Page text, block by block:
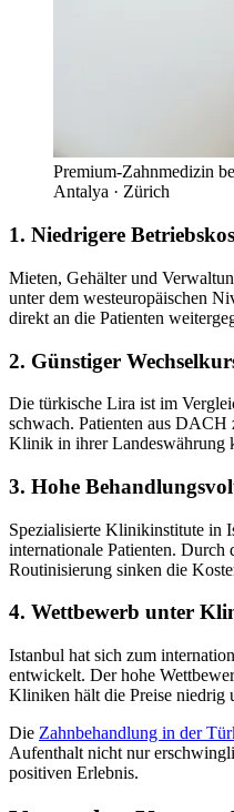
Premium-Zahnmedizin
Antalya · Zürich
1. Niedrigere
Mieten, Gehälter und
unter dem westeuropäischen
direkt an die Patienten
2. Günstiger
Die türkische Lira ist im
schwach. Patienten aus
Klinik in ihrer Landeswährung
3. Hohe
Spezialisierte Klinikinstitute in
internationale Patienten. Durch
Routinisierung sinken die
4. Wettbewerb unter
Istanbul hat sich zum
entwickelt. Der hohe
Kliniken hält die Preise niedrig
Die Zahnbehandlung in der
Aufenthalt nicht nur
positiven Erlebnis.